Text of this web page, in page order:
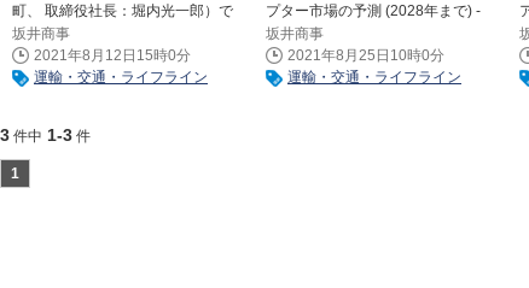
町、 取締役社長：堀内光一郎）で
は、 中部横断自動車道の全線開通
（8月29日16時）を記念して、 山梨
県・静岡県に在住の皆さまにお得に
キャンペーン』を、 2021年8月21日
坂井商事
2021年8月12日15時0分
運輸・交通・ライフライン
プター市場の予測 (2028年まで) -
COVID-19の影響と世界市場の分析」
（The Insight Partners）の販売を8月
23日より開始いたしました。
坂井商事
2021年8月25日10時0分
運輸・交通・ライフライン
3 件中 1-3 件
1